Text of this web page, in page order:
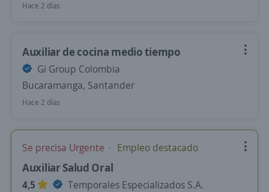
Hace 2 días
Auxiliar de cocina medio tiempo
Gi Group Colombia
Bucaramanga, Santander
Hace 2 días
Se precisa Urgente Empleo destacado
Auxiliar Salud Oral
4,5
Temporales Especializados S.A.